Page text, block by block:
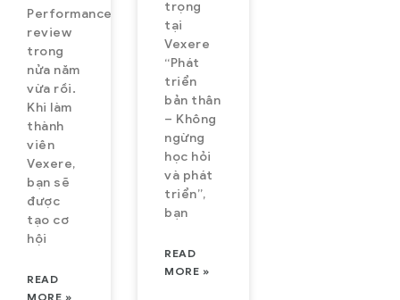
Performance
review
trong
nửa năm
vừa rồi.
Khi làm
thành
viên
Vexere,
bạn sẽ
được
tạo cơ
hội
READ
MORE »
trọng
tại
Vexere
“Phát
triển
bản thân
– Không
ngừng
học hỏi
và phát
triển”,
bạn
READ
MORE »